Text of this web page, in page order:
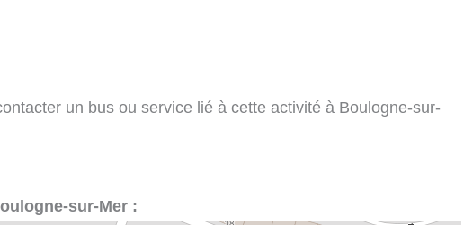
un bus ou service lié à cette activité à Boulogne-sur-
sur-Mer :